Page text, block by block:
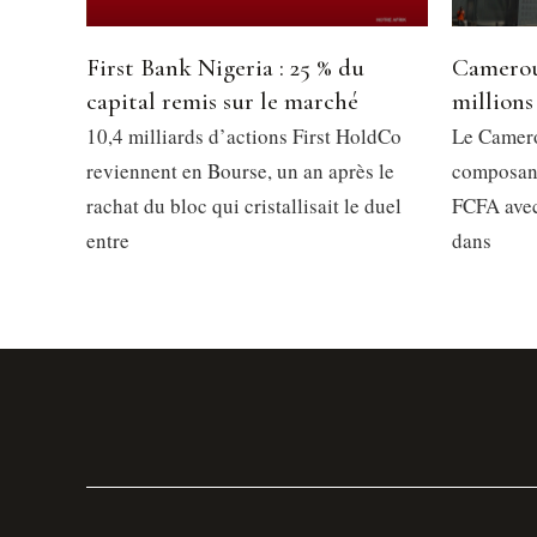
First Bank Nigeria : 25 % du
capital remis sur le marché
10,4 milliards d’actions First HoldCo
reviennent en Bourse, un an après le
rachat du bloc qui cristallisait le duel
entre
millions
Le
FCFA
dans